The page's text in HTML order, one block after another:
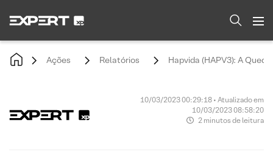
Ações Relatórios Hapvida (HAPV3): A
10/03/2023 00:29:18 • Atualizado em
10/03/2023 08:58:20
2 minutos de leitura